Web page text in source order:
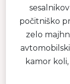
počitniško
zelo
kamor